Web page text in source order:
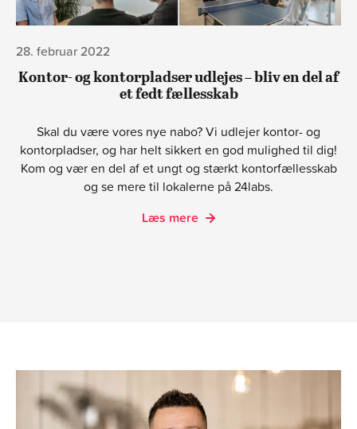
28. februar 2022
Kontor- og kontorpladser udlejes – bliv en del af
et fedt fællesskab
Skal du være vores nye nabo? Vi udlejer kontor- og
kontorpladser, og har helt sikkert en god mulighed til dig!
Kom og vær en del af et ungt og stærkt kontorfællesskab
og se mere til lokalerne på 24labs.
Læs mere